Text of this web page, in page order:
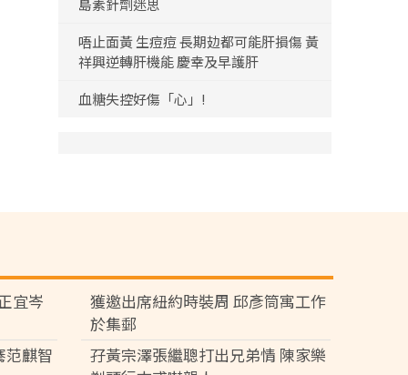
島素針劑迷思
唔止面黃 生痘痘 長期攰都可能肝損傷 黃
祥興逆轉肝機能 慶幸及早護肝
血糖失控好傷「心」!
宜岑
獲邀出席紐約時裝周 邱彥筒寓工作
於集郵
范麒智
孖黃宗澤張繼聰打出兄弟情 陳家樂